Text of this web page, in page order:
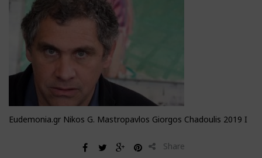
Eudemonia.gr Nikos G. Mastropavlos Giorgos Chadoulis 2019 I
Share